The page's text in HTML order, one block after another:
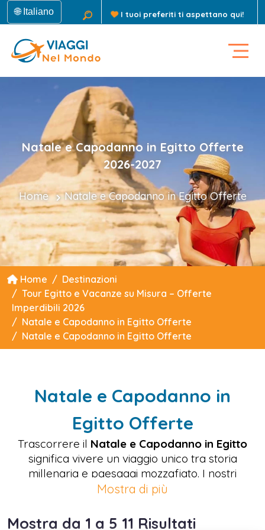
🌐 Italiano I tuoi preferiti ti aspettano qui!
Natale e Capodanno in Egitto Offerte
2026-2027
Home Natale e Capodanno in Egitto Offerte
Home
Destinazioni
Tour Egitto e Vacanze su Misura – Offerte
Imperdibili 2026
Natale e Capodanno in Egitto Offerte
Natale e Capodanno in Egitto Offerte
Natale e Capodanno in
Egitto Offerte
Trascorrere il Natale e Capodanno in Egitto
significa vivere un viaggio unico tra storia
millenaria e paesaggi mozzafiato. I nostri
pacchetti personalizzati per
culturali al Cairo, con le celebri Piramidi e il
Mostra di più
Mostra da 1 a 5 11 Risultati